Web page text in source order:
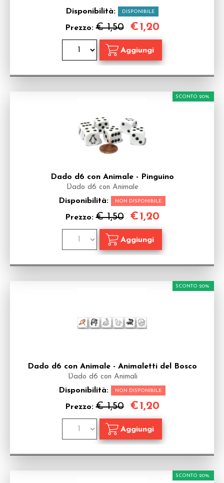
Disponibilità: DISPONIBILE
Prezzo:€ 1,50 €1,20
Dado d6 con Animale - Pinguino
Dado d6 con Animale
Disponibilità: NON DISPONIBILE
Prezzo:€ 1,50
SCONTO 20%
€1,20
Dado d6 con Animale - Animaletti del Bosco
Dado d6 con Animali
Disponibilità: NON DISPONIBILE
Prezzo:€ 1,50
SCONTO 20%
€1,20
SCONTO 20%